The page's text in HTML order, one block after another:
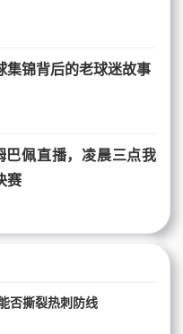
集锦背后的老球迷故事
巴佩直播，凌晨三点我
赛
否撕裂热刺防线